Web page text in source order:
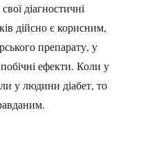
діагностичні
дійсно є корисним,
препарату, у
ефекти. Коли у
у людини діабет, то